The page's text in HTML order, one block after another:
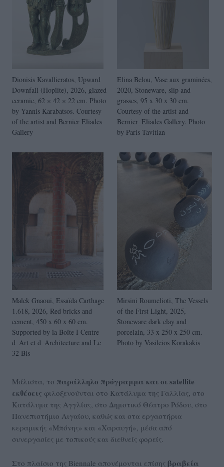
Dionisis Kavallieratos, Upward
Downfall (Hoplite), 2026, glazed
ceramic, 62 × 42 × 22 cm. Photo
by Yannis Karabatsos. Courtesy
of the artist and Bernier Eliades
Gallery
Elina Belou, Vase aux graminées,
2020, Stoneware, slip and
grasses, 95 x 30 x 30 cm.
Courtesy of the artist and
Bernier_Eliades Gallery. Photo
by Paris Tavitian
Malek Gnaoui, Essaïda Carthage
1.618, 2026, Red bricks and
cement, 450 x 60 x 60 cm.
Supported by la Boîte I Centre
d_Art et d_Architecture and Le
32 Bis
Mirsini Roumelioti, The Vessels
of the First Light, 2025,
Stoneware dark clay and
porcelain, 33 x 250 x 250 cm.
Photo by Vasileios Korakakis
Μάλιστα, το παράλληλο πρόγραμμα και οι satellite
εκθέσεις φιλοξενούνται στο Κατάλυμα της Γαλλίας, στο
Κατάλυμα της Αγγλίας, στο Δημοτικό Θέατρο Ρόδου, στο
Πανεπιστήμιο Αιγαίου, καθώς και στα εργαστήρια
κεραμικής «Μπόνης» και «Χαραυγή», μέσα από
συνεργασίες με τοπικούς και διεθνείς φορείς.
Στο πλαίσιο της Biennale απονέμονται επίσης βραβεία